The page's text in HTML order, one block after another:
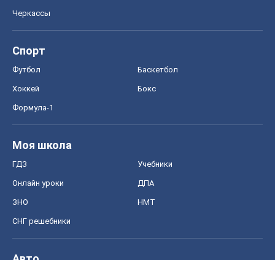
Черкассы
Спорт
Футбол Баскетбол
Хоккей Бокс
Формула-1
Моя школа
ГДЗ Учебники
Онлайн уроки ДПА
ЗНО НМТ
СНГ решебники